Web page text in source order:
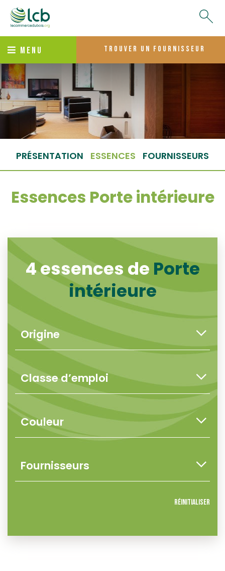
MENU trouver un fournisseur
PRÉSENTATION ESSENCES FOURNISSEURS
Essences Porte intérieure
4 essences de Porte
intérieure
Réinitialiser